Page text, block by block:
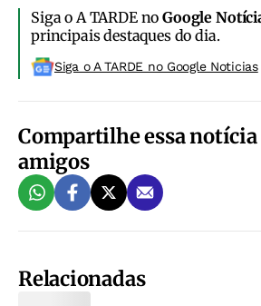
Siga o A TARDE noGoogle
principais destaques do dia.
Siga o A TARDE no Google Noticias
Compartilhe essa notícia
amigos
Relacionadas